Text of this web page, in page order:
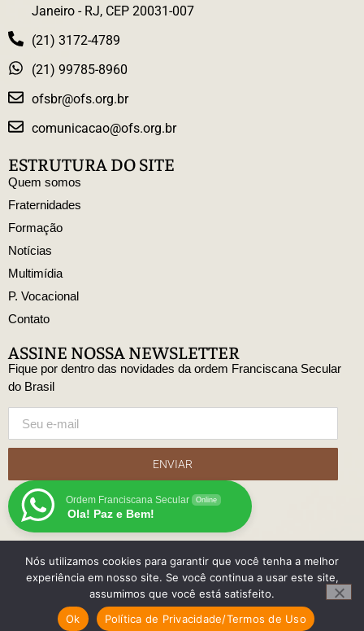
Janeiro - RJ, CEP 20031-007
(21) 3172-4789
(21) 99785-8960
ofsbr@ofs.org.br
comunicacao@ofs.org.br
ESTRUTURA DO SITE
Quem somos
Fraternidades
Formação
Notícias
Multimídia
P. Vocacional
Contato
ASSINE NOSSA NEWSLETTER
Fique por dentro das novidades da ordem Franciscana Secular
do Brasil
ENVIAR
Ordem Franciscana Secular Online
Ola! Paz e Bem!
© Copyright Ordem Franciscana Secular do Brasil
Nós utilizamos cookies para garantir que você tenha a melhor
experiência em nosso site. Se você continua a usar este site,
assumimos que você está satisfeito.
Ok
Política de Privacidade/Termos de Uso